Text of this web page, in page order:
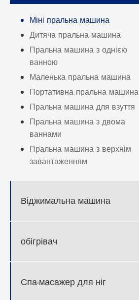
Міні пральна машина
Дитяча пральна машина
Пральна машина з однією
ванною
Маленька пральна машина
Портативна пральна машина
Пральна машина для взуття
Пральна машина з двома
ваннами
Пральна машина з верхнім
завантаженням
Віджимальна машина
обігрівач
Спа-масажер для ніг